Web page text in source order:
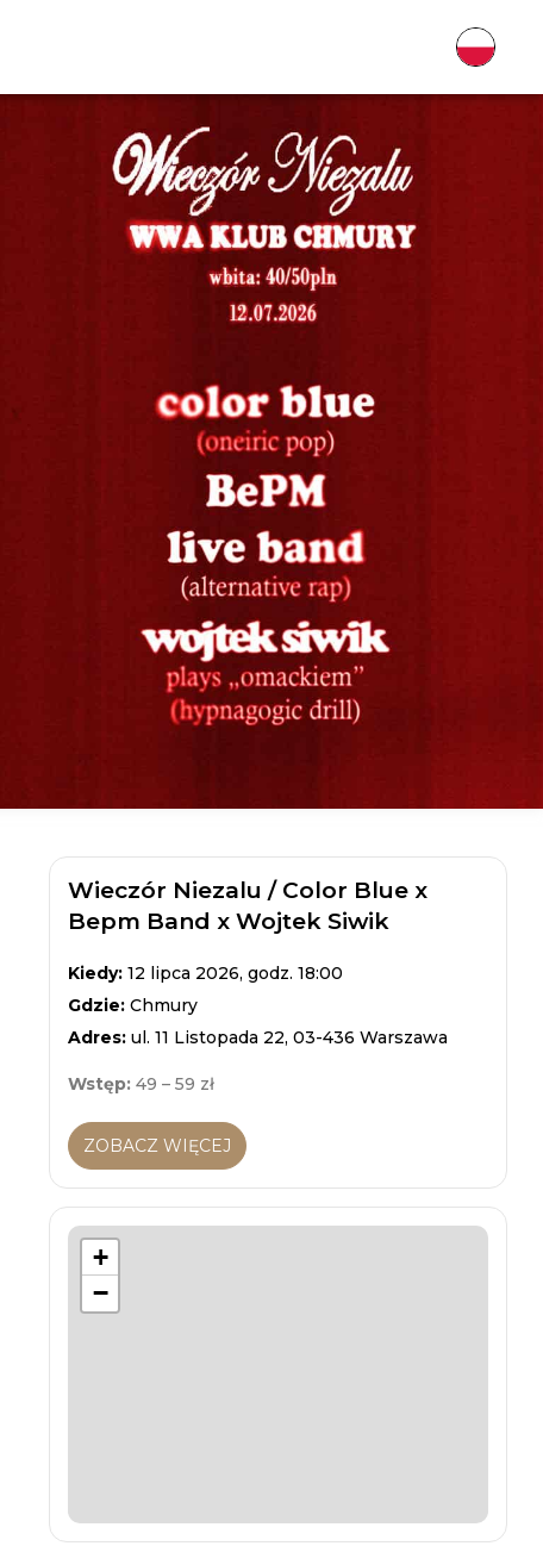
Wieczór Niezalu / Color Blue x
Bepm Band x Wojtek Siwik
Kiedy: 12 lipca 2026, godz. 18:00
Gdzie: Chmury
Adres: ul. 11 Listopada 22, 03-436 Warszawa
Wstęp: 49 – 59 zł
ZOBACZ WIĘCEJ
+
−